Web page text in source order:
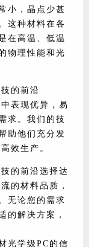
小，晶点少甚
这种材料在各
在高温、低温
物理性能和光
表现优异，易
求。我们的技
助他们充分发
效生产。
选择达
的材料品质，
无论您的需求
的解决方案，
光学级PC的信